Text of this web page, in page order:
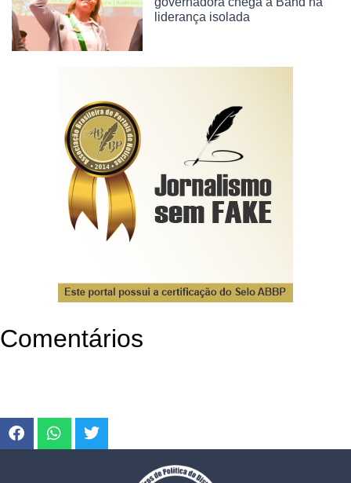
liderança isolada
Comentários